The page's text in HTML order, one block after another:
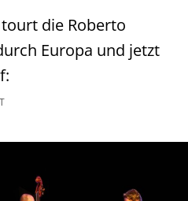
die Roberto
Europa und jetzt